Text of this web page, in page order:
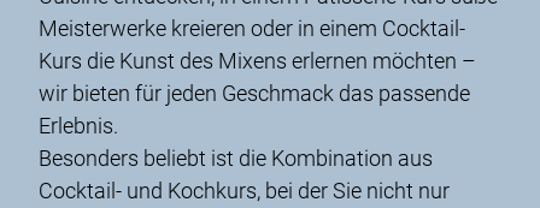
Meisterwerke kreieren oder in einem Cocktail-
Kurs die Kunst des Mixens erlernen möchten –
wir bieten für jeden Geschmack das passende
Erlebnis.
Besonders beliebt ist die Kombination aus
Cocktail- und Kochkurs, bei der Sie nicht nur